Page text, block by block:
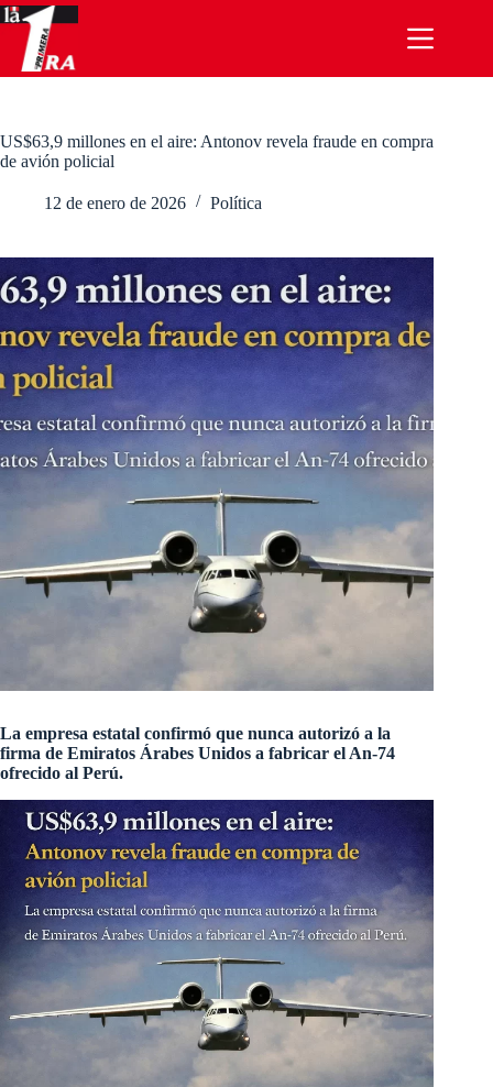
Saltar
al
contenido
US$63,9 millones en el aire: Antonov revela fraude en compra
de avión policial
12 de enero de 2026 Política
La empresa estatal confirmó que nunca autorizó a la
firma de Emiratos Árabes Unidos a fabricar el An-74
ofrecido al Perú.